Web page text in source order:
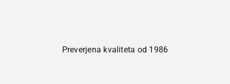
Preverjena kvaliteta od 1986